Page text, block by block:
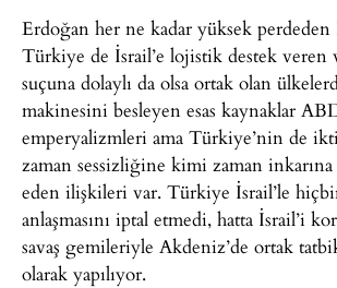
Erdoğan her ne kadar yüksek perdeden
Türkiye de İsrail’e lojistik destek veren
suçuna dolaylı da olsa ortak olan
makinesini besleyen esas kaynaklar
emperyalizmleri ama Türkiye’nin de
zaman sessizliğine kimi zaman
eden ilişkileri var. Türkiye İsrail’le
anlaşmasını iptal etmedi, hatta İsrail’i
savaş gemileriyle Akdeniz’de ortak
olarak yapılıyor.